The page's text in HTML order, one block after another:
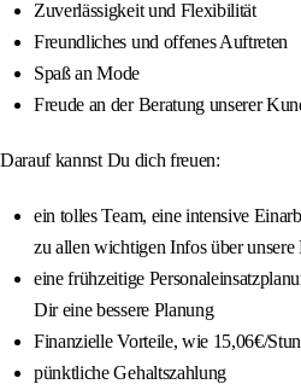
Zuverlässigkeit und Flexibilität
Freundliches und offenes Auftreten
Spaß an Mode
Freude an der Beratung unserer
Darauf kannst Du dich freuen:
ein tolles Team, eine intensive
zu allen wichtigen Infos über unsere
eine frühzeitige
Dir eine bessere Planung
Finanzielle Vorteile, wie 15,06€/
pünktliche Gehaltszahlung